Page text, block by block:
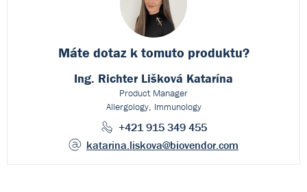
Máte dotaz k tomuto produktu?
Ing. Richter Lišková Katarína
Product Manager
Allergology, Immunology
+421 915 349 455
katarina.liskova@biovendor.com